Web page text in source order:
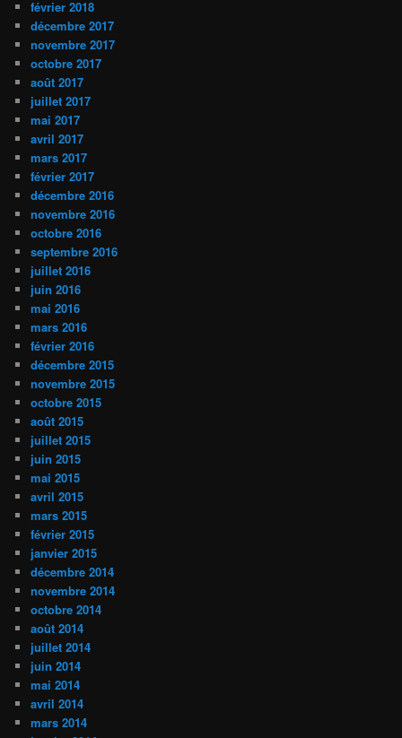
février 2018
décembre 2017
novembre 2017
octobre 2017
août 2017
juillet 2017
mai 2017
avril 2017
mars 2017
février 2017
décembre 2016
novembre 2016
octobre 2016
septembre 2016
juillet 2016
juin 2016
mai 2016
mars 2016
février 2016
décembre 2015
novembre 2015
octobre 2015
août 2015
juillet 2015
juin 2015
mai 2015
avril 2015
mars 2015
février 2015
janvier 2015
décembre 2014
novembre 2014
octobre 2014
août 2014
juillet 2014
juin 2014
mai 2014
avril 2014
mars 2014